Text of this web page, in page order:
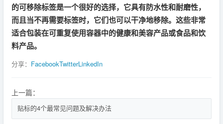
的可移除标签是一个很好的选择，它具有防水性和耐磨性，
而且当不再需要标签时，它们也可以干净地移除。这些非常
适合包装在可重复使用容器中的健康和美容产品或食品和饮
料产品。
分享： FacebookTwitterLinkedIn
上一篇：
贴标的4个最常见问题及解决办法